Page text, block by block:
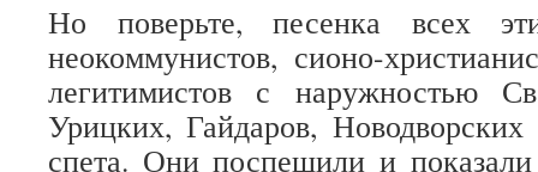
Но поверьте, песенка всех
неокоммунистов, сионо-
легитимистов с наружностью
Урицких, Гайдаров,
спета. Они поспешили и